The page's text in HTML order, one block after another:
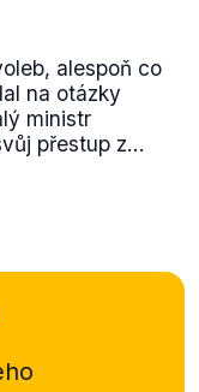
alespoň co
na otázky
ministr
přestup z...